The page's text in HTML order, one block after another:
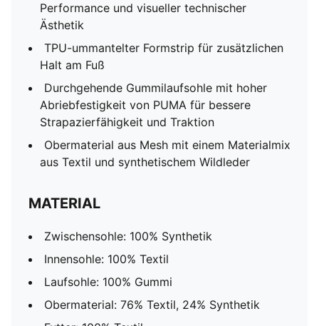
Performance und visueller technischer
Ästhetik
TPU-ummantelter Formstrip für zusätzlichen
Halt am Fuß
Durchgehende Gummilaufsohle mit hoher
Abriebfestigkeit von PUMA für bessere
Strapazierfähigkeit und Traktion
Obermaterial aus Mesh mit einem Materialmix
aus Textil und synthetischem Wildleder
MATERIAL
Zwischensohle: 100% Synthetik
Innensohle: 100% Textil
Laufsohle: 100% Gummi
Obermaterial: 76% Textil, 24% Synthetik